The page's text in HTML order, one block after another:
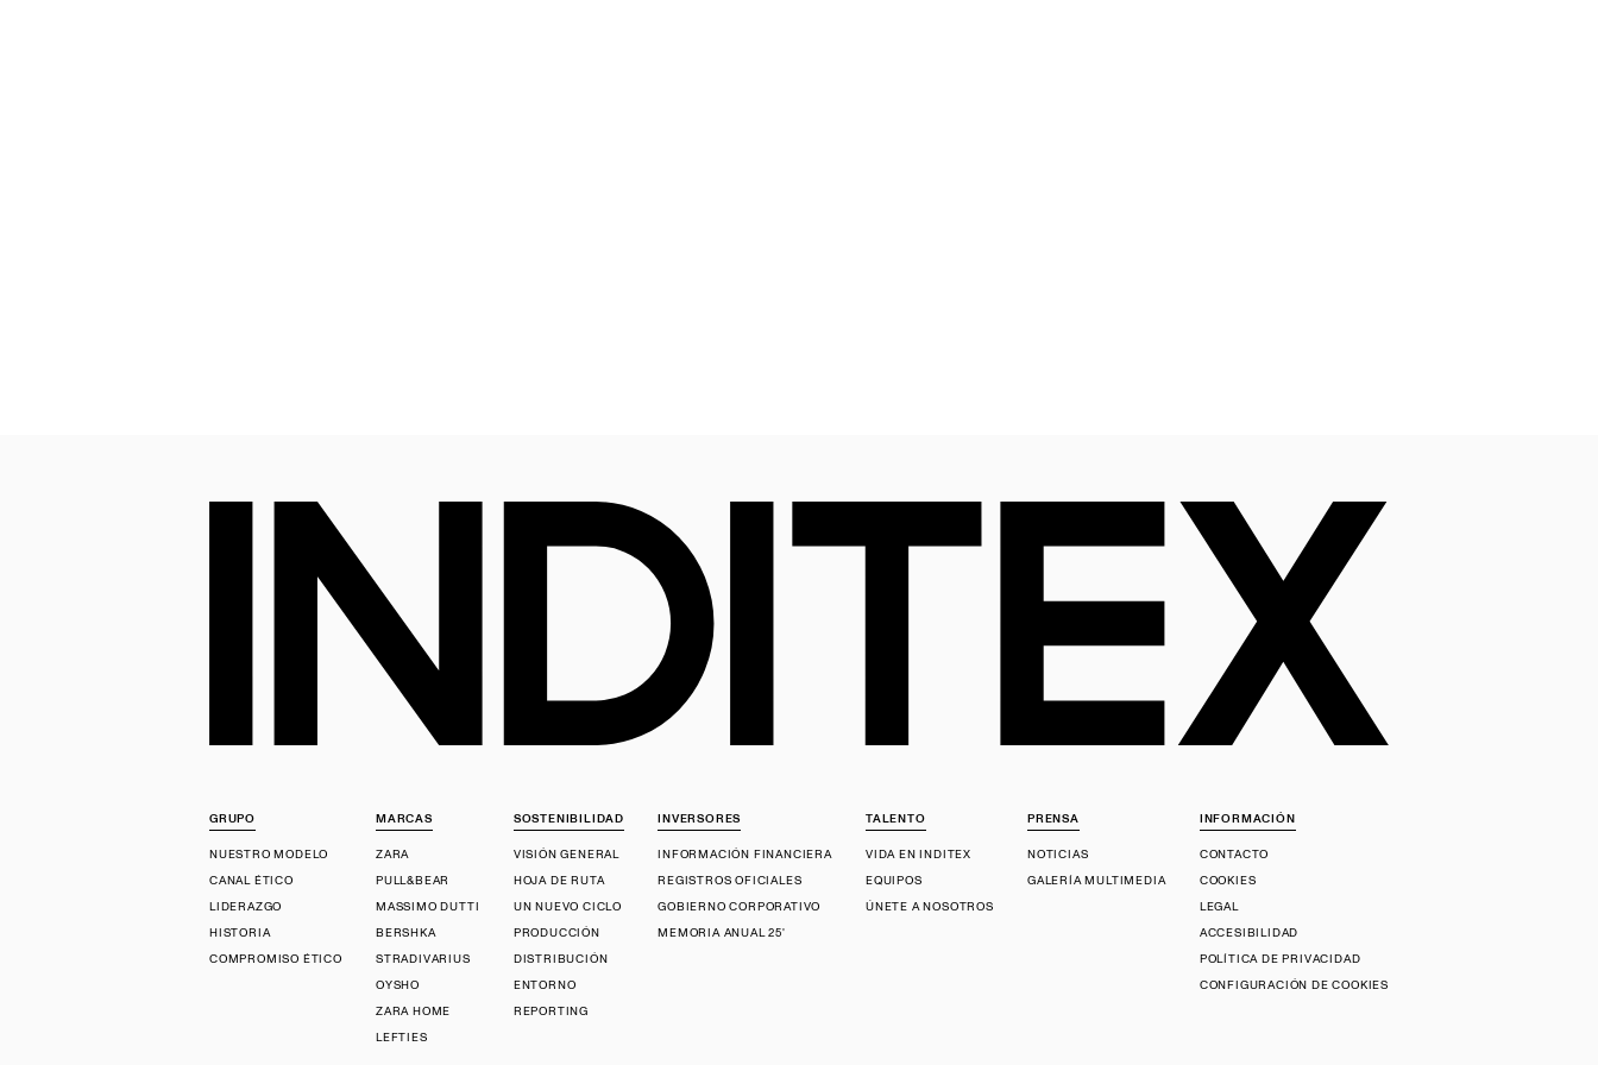
GRUPO
NUESTRO MODELO
CANAL ÉTICO
LIDERAZGO
HISTORIA
COMPROMISO ÉTICO
MARCAS
ZARA
PULL&BEAR
MASSIMO DUTTI
BERSHKA
STRADIVARIUS
OYSHO
ZARA HOME
LEFTIES
SOSTENIBILIDAD
VISIÓN GENERAL
HOJA DE RUTA
UN NUEVO CICLO
PRODUCCIÓN
DISTRIBUCIÓN
ENTORNO
REPORTING
INVERSORES
INFORMACIÓN FINANCIERA
REGISTROS OFICIALES
GOBIERNO CORPORATIVO
MEMORIA ANUAL 25'
TALENTO
VIDA EN INDITEX
EQUIPOS
ÚNETE A NOSOTROS
PRENSA
NOTICIAS
GALERÍA MULTIMEDIA
INFORMACIÓN
CONTACTO
COOKIES
LEGAL
ACCESIBILIDAD
POLÍTICA DE PRIVACIDAD
CONFIGURACIÓN DE COOKIES